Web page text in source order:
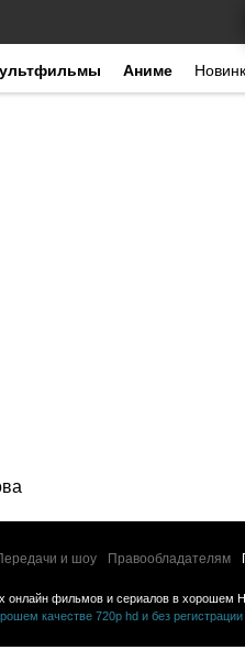
Аниме
и шоу Правообладателям
фильмов и сериалов в хорошем
качестве 720p hd и без